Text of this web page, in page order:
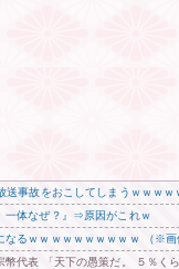
送事故をおこしてしまうｗｗｗｗ
一体なぜ？』⇒原因がこれｗ
なるｗｗｗｗｗｗｗｗｗｗ （※
幣代表 「天下の愚策だ。 ５％